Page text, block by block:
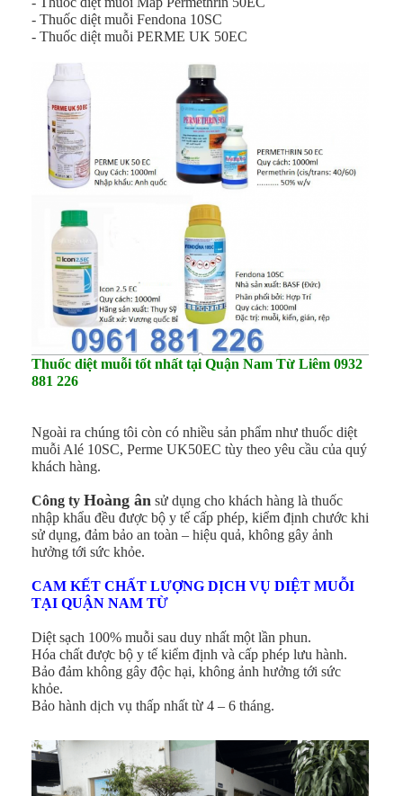
- Thuốc diệt muỗi Fendona 10SC
- Thuốc diệt muỗi PERME UK 50EC
Thuốc diệt muỗi tốt nhất tại Quận Nam Từ Liêm 0932
881 226
Ngoài ra chúng tôi còn có nhiều sản phẩm như thuốc diệt
muỗi Alé 10SC, Perme UK50EC tùy theo yêu cầu của quý
khách hàng.
Công ty Hoàng ân sử dụng cho khách hàng là thuốc
nhập khẩu đều được bộ y tế cấp phép, kiểm định chước khi
sử dụng, đảm bảo an toàn – hiệu quả, không gây ảnh
hưởng tới sức khỏe.
CAM KẾT CHẤT LƯỢNG DỊCH VỤ DIỆT MUỖI
TẠI QUẬN NAM TỪ
Diệt sạch 100% muỗi sau duy nhất một lần phun.
Hóa chất được bộ y tế kiểm định và cấp phép lưu hành.
Bảo đảm không gây độc hại, không ảnh hưởng tới sức
khỏe.
Bảo hành dịch vụ thấp nhất từ 4 – 6 tháng.